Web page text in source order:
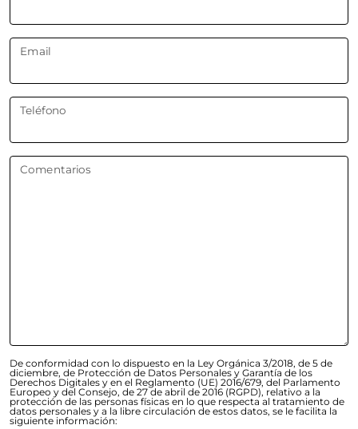
Email
Teléfono
Comentarios
De conformidad con lo dispuesto en la Ley Orgánica 3/2018, de 5 de
diciembre, de Protección de Datos Personales y Garantía de los
Derechos Digitales y en el Reglamento (UE) 2016/679, del Parlamento
Europeo y del Consejo, de 27 de abril de 2016 (RGPD), relativo a la
protección de las personas físicas en lo que respecta al tratamiento de
datos personales y a la libre circulación de estos datos, se le facilita la
siguiente información: